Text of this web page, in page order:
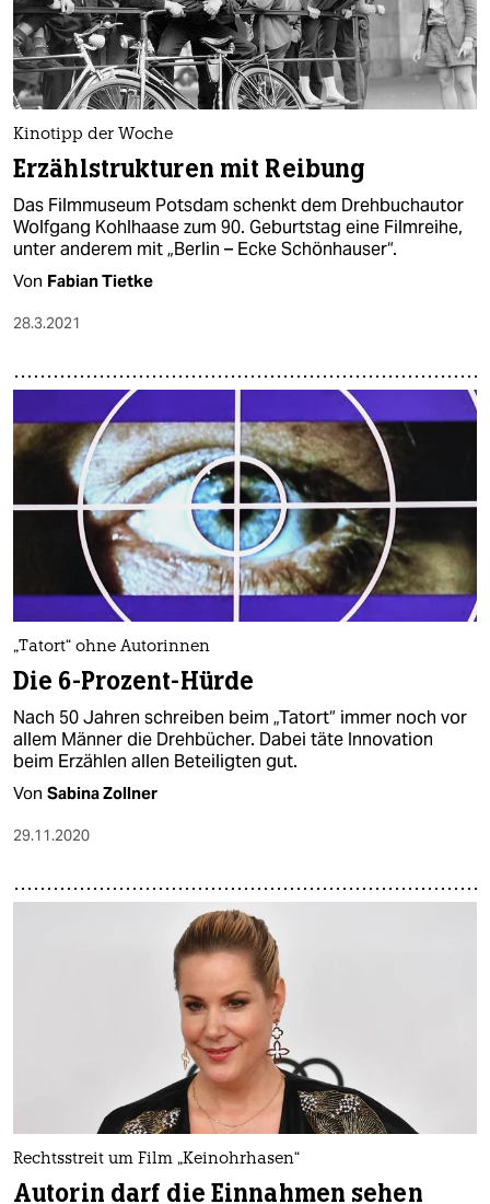
Kinotipp der Woche
Erzählstrukturen mit Reibung
Das Filmmuseum Potsdam schenkt dem Drehbuchautor
Wolfgang Kohlhaase zum 90. Geburtstag eine Filmreihe,
unter anderem mit „Berlin – Ecke Schönhauser“.
Von Fabian Tietke
28.3.2021
„Tatort“ ohne Autorinnen
Die 6-Prozent-Hürde
Nach 50 Jahren schreiben beim „Tatort“ immer noch vor
allem Männer die Drehbücher. Dabei täte Innovation
beim Erzählen allen Beteiligten gut.
Von Sabina Zollner
29.11.2020
Rechtsstreit um Film „Keinohrhasen“
Autorin darf die Einnahmen sehen